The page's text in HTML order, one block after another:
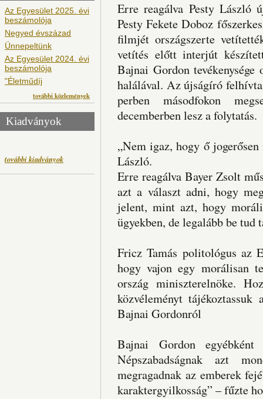
Az Egyesület 2025. évi
beszámolója
Negyed évszázad
Ünnepeltünk
Az Egyesület 2024. évi
beszámolója
"Életműdíj
további közlemények
Kiadványok
további kiadványok
Erre reagálva Pesty László
Pesty Fekete Doboz
filmjét országszerte
vetítés előtt interjút
Bajnai Gordon tevékenysége
halálával. Az újságíró
perben másodfokon
decemberben lesz a folytatás.
„Nem igaz, hogy ő
László.
Erre reagálva Bayer Zsolt
azt a választ adni, hogy
jelent, mint azt, hogy
ügyekben, de legalább be tud
Fricz Tamás politológus az
hogy vajon egy morálisan
ország miniszterelnöke.
közvéleményt
Bajnai Gordonról
Bajnai Gordon
Népszabadságnak azt
megragadnak az emberek
karaktergyilkosság” – fűzte